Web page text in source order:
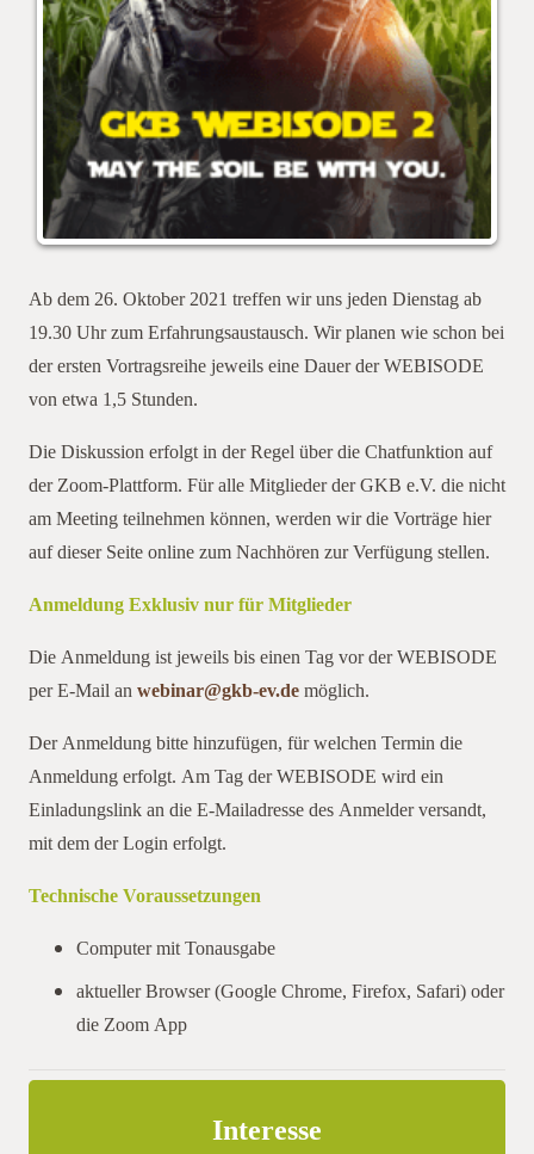
Ab dem 26. Oktober 2021 treffen wir uns jeden Dienstag ab
19.30 Uhr zum Erfahrungsaustausch. Wir planen wie schon bei
der ersten Vortragsreihe jeweils eine Dauer der WEBISODE
von etwa 1,5 Stunden.
Die Diskussion erfolgt in der Regel über die Chatfunktion auf
der Zoom-Plattform. Für alle Mitglieder der GKB e.V. die nicht
am Meeting teilnehmen können, werden wir die Vorträge hier
auf dieser Seite online zum Nachhören zur Verfügung stellen.
Anmeldung Exklusiv nur für Mitglieder
Die Anmeldung ist jeweils bis einen Tag vor der WEBISODE
per E-Mail anwebinar@gkb-ev.demöglich.
Der Anmeldung bitte hinzufügen, für welchen Termin die
Anmeldung erfolgt. Am Tag der WEBISODE wird ein
Einladungslink an die E-Mailadresse des Anmelder versandt,
mit dem der Login erfolgt.
Technische Voraussetzungen
Computer mit Tonausgabe
aktueller Browser (Google Chrome, Firefox, Safari) oder
die Zoom App
Interesse